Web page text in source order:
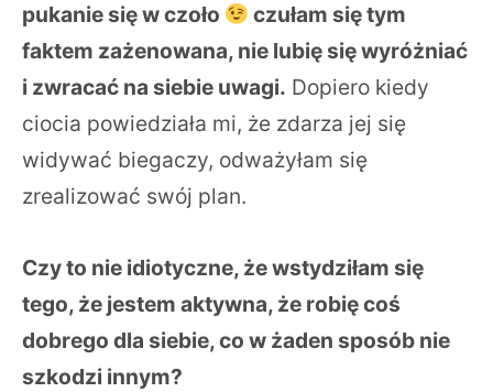
pukanie się w czoło
czułam się tym
faktem zażenowana, nie lubię się wyróżniać
i zwracać na siebie uwagi. Dopiero kiedy
ciocia powiedziała mi, że zdarza jej się
widywać biegaczy, odważyłam się
zrealizować swój plan.
Czy to nie idiotyczne, że wstydziłam się
tego, że jestem aktywna, że robię coś
dobrego dla siebie, co w żaden sposób nie
szkodzi innym?